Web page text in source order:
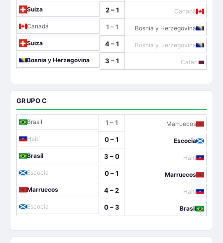
Suiza
2 – 1
Canadá
Canadá
1 – 1
Bosnia y Herzegovina
Suiza
4 – 1
Bosnia y Herzegovina
Bosnia y Herzegovina
3 – 1 Catar
GRUPO C
Brasil 1 – 1
Marruecos
Haití
0 – 1
Escocia
Brasil
3 – 0
Haití
Escocia
0 – 1
Marruecos
Marruecos
4 – 2
Haití
Escocia
0 – 3 Brasil